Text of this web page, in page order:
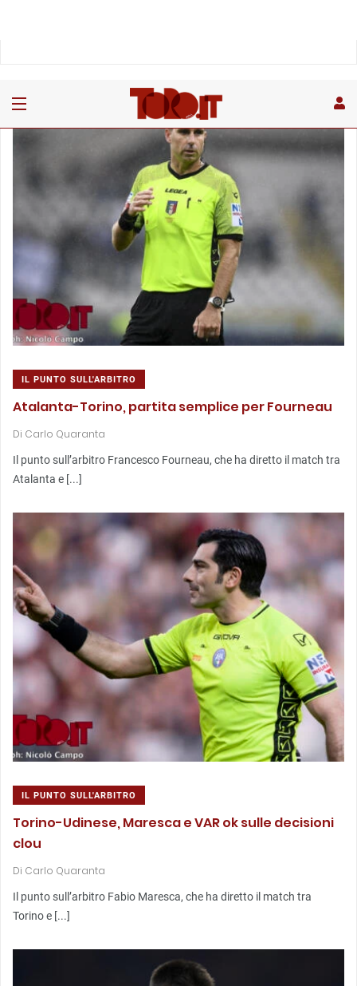
IL PUNTO SULL'ARBITRO
Atalanta-Torino, partita semplice per Fourneau
Di Carlo Quaranta
Il punto sull’arbitro Francesco Fourneau, che ha diretto il match tra
Atalanta e [...]
IL PUNTO SULL'ARBITRO
Torino-Udinese, Maresca e VAR ok sulle decisioni
clou
Di Carlo Quaranta
Il punto sull’arbitro Fabio Maresca, che ha diretto il match tra
Torino e [...]